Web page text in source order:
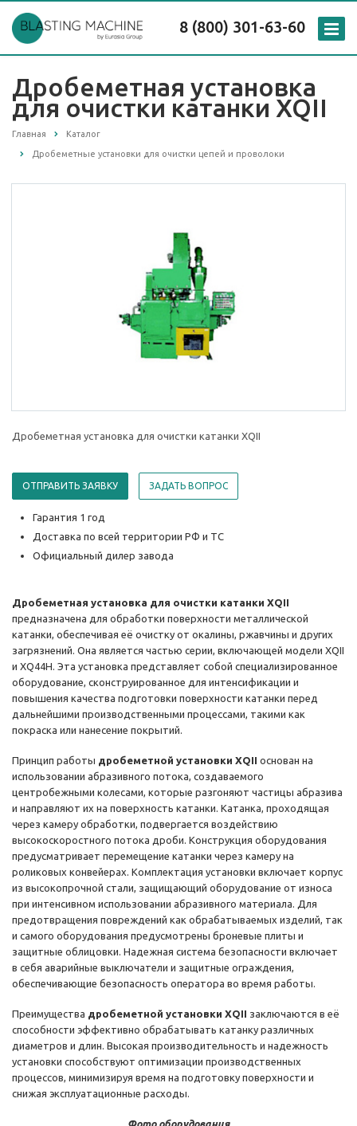
8 (800) 301-63-60
Дробеметная установка
для очистки катанки XQII
Главная Каталог
Дробеметные установки для очистки цепей и проволоки
Дробеметная установка для очистки катанки XQII
ОТПРАВИТЬ ЗАЯВКУ ЗАДАТЬ ВОПРОС
Гарантия 1 год
Доставка по всей территории РФ и ТС
Официальный дилер завода
Дробеметная установка для очистки катанки XQII
предназначена для обработки поверхности металлической
катанки, обеспечивая её очистку от окалины, ржавчины и других
загрязнений. Она является частью серии, включающей модели XQII
и XQ44H. Эта установка представляет собой специализированное
оборудование, сконструированное для интенсификации и
повышения качества подготовки поверхности катанки перед
дальнейшими производственными процессами, такими как
покраска или нанесение покрытий.
Принцип работы дробеметной установки XQII основан на
использовании абразивного потока, создаваемого
центробежными колесами, которые разгоняют частицы абразива
и направляют их на поверхность катанки. Катанка, проходящая
через камеру обработки, подвергается воздействию
высокоскоростного потока дроби. Конструкция оборудования
предусматривает перемещение катанки через камеру на
роликовых конвейерах. Комплектация установки включает корпус
из высокопрочной стали, защищающий оборудование от износа
при интенсивном использовании абразивного материала. Для
предотвращения повреждений как обрабатываемых изделий, так
и самого оборудования предусмотрены броневые плиты и
защитные облицовки. Надежная система безопасности включает
в себя аварийные выключатели и защитные ограждения,
обеспечивающие безопасность оператора во время работы.
Преимущества дробеметной установки XQII заключаются в её
способности эффективно обрабатывать катанку различных
диаметров и длин. Высокая производительность и надежность
установки способствуют оптимизации производственных
процессов, минимизируя время на подготовку поверхности и
снижая эксплуатационные расходы.